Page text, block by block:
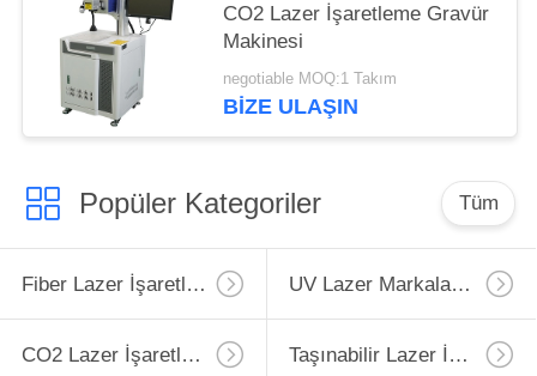
CO2 Lazer İşaretleme Gravür
Makinesi
negotiable MOQ:1 Takım
BIZE ULAŞIN
Popüler Kategoriler Tüm
Fiber Lazer İşaretleme Makinesi UV Lazer Markalama Makinesi
CO2 Lazer İşaretleme Makinesi Taşınabilir Lazer İşaretleme Makinesi